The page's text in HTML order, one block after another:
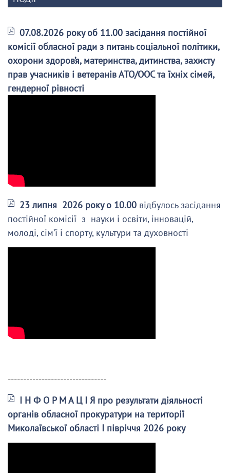
07.08.2026 року об 11.00 засідання постійної
комісії обласної ради з питань соціальної політики,
охорони здоров’я, материнства, дитинства, захисту
прав учасників і ветеранів АТО/ООС та їхніх сімей,
гендерної рівності
23 липня 2026 року о 10.00 відбулось засідання
постійної комісії з науки і освіти, інновацій,
молоді, сім’ї і спорту, культури та духовності
--------------------------------
І Н Ф О Р М А Ц І Я про результати діяльності
органів обласної прокуратури на території
Миколаївської області І півріччя 2026 року